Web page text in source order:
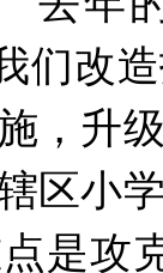
们改
，升
区小
是攻